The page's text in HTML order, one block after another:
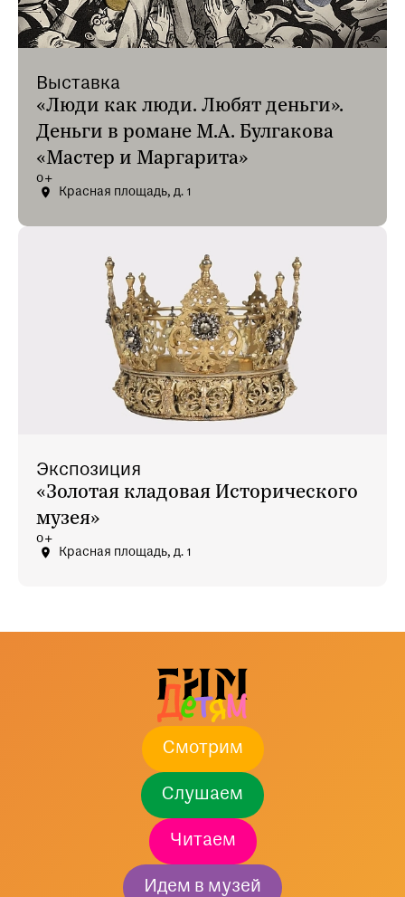
Выставка
«Люди как люди. Любят деньги».
Деньги в романе М.А. Булгакова
«Мастер и Маргарита»
0+
Красная площадь, д. 1
Экспозиция
«Золотая кладовая Исторического
музея»
0+
Красная площадь, д. 1
Смотрим
Слушаем
Читаем
Идем в музей